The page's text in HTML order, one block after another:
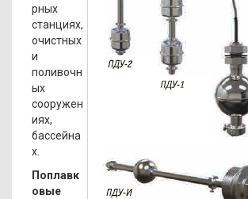
рных
станциях,
очистных
и
поливочн
ых
сооружен
иях,
бассейна
х.
Поплавк
овые